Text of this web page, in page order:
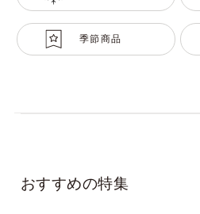
季節商品
おすすめの特集